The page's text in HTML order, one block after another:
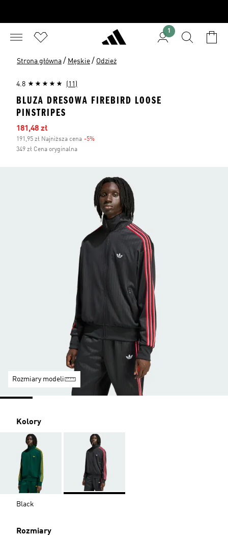
1
Strona główna / Męskie / Odzież
4.8 (11)
BLUZA DRESOWA FIREBIRD LOOSE
PINSTRIPES
Ceny na wyprzedaży
181,48 zł
191,95 zł Najniższa cena -5%
349 zł Cena oryginalna
Rozmiary modeli
Kolory
Black
Rozmiary